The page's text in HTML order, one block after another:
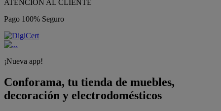
ATENCIÓN AL CLIENTE
Pago 100% Seguro
¡Nueva app!
Conforama, tu tienda de muebles,
decoración y electrodomésticos